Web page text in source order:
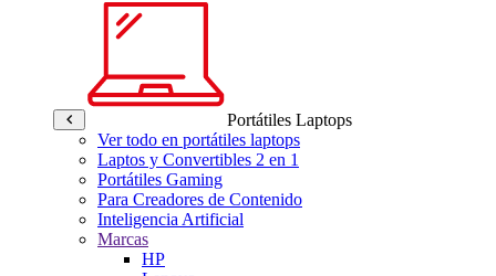
Portátiles Laptops
Ver todo en portátiles laptops
Laptos y Convertibles 2 en 1
Portátiles Gaming
Para Creadores de Contenido
Inteligencia Artificial
Marcas
HP